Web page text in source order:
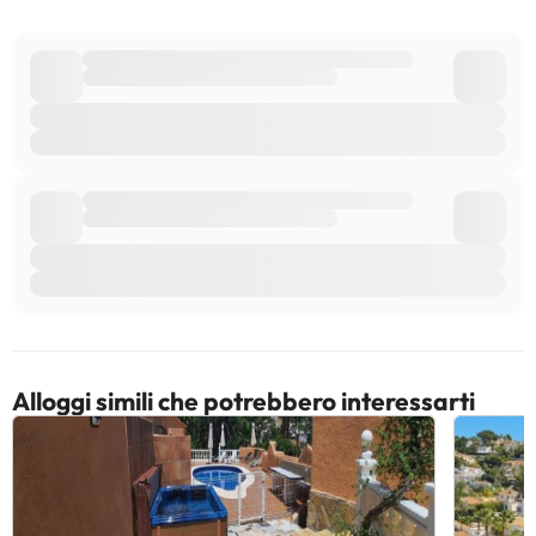
Alloggi simili che potrebbero interessarti